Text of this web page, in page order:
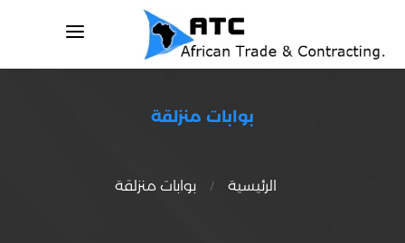
a
بوابات منزلقة
الرئيسية / بوابات منزلقة